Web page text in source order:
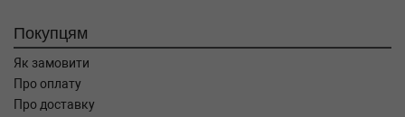
Покупцям
Як замовити
Про оплату
Про доставку